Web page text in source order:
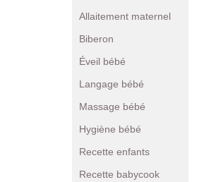
Allaitement maternel
Biberon
Éveil bébé
Langage bébé
Massage bébé
Hygiène bébé
Recette enfants
Recette babycook